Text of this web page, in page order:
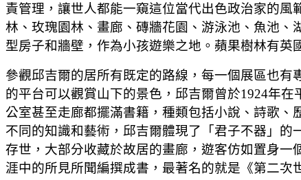
責管理，讓世人都能一窺這位當代出色政治家的
林、玫瑰園林、畫廊、磚牆花園、游泳池、魚池
型房子和牆壁，作為小孩遊樂之地。蘋果樹林有英
參觀邱吉爾的居所有既定的路線，每一個展區也
的平台可以觀賞山下的景色，邱吉爾曾於1924年
公室甚至走廊都擺滿書籍，種類包括小說、詩歌
不同的知識和藝術，邱吉爾體現了「君子不器」的
存世，大部分收藏於故居的畫廊，遊客仿如置身
涯中的所見所聞編撰成書，最著名的就是《第二次